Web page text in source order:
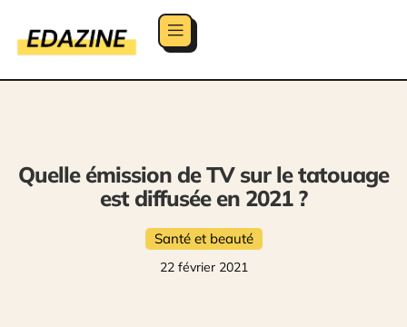
Quelle émission de TV sur le tatouage
est diffusée en 2021 ?
Santé et beauté
22 février 2021